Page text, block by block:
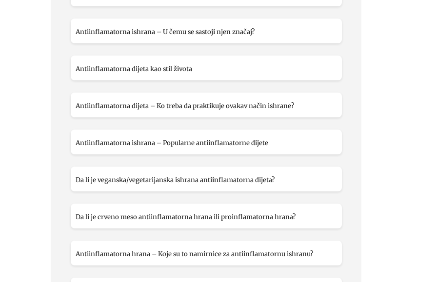
Antiinflamatorna ishrana – U čemu se sastoji njen značaj?
Antiinflamatorna dijeta kao stil života
Antiinflamatorna dijeta – Ko treba da praktikuje ovakav način ishrane?
Antiinflamatorna ishrana – Popularne antiinflamatorne dijete
Da li je veganska/vegetarijanska ishrana antiinflamatorna dijeta?
Da li je crveno meso antiinflamatorna hrana ili proinflamatorna hrana?
Antiinflamatorna hrana – Koje su to namirnice za antiinflamatornu ishranu?